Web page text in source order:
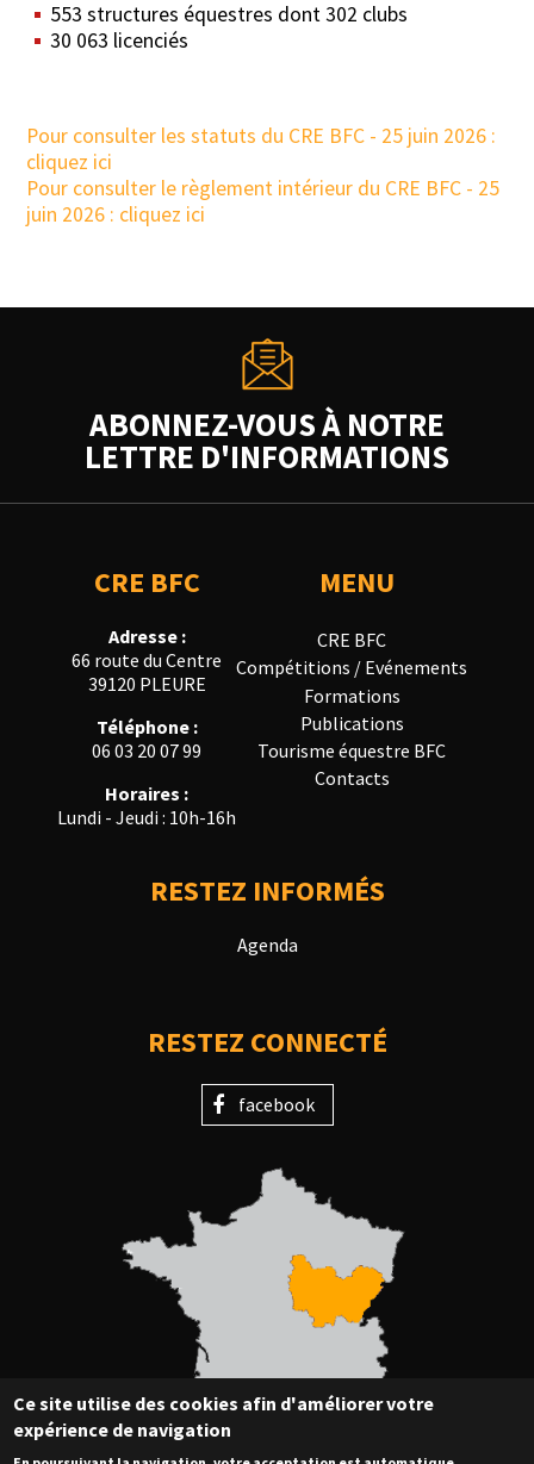
553 structures équestres dont 302 clubs
30 063 licenciés
Pour consulter les statuts du CRE BFC - 25 juin 2026 :
cliquez ici
Pour consulter le règlement intérieur du CRE BFC - 25
juin 2026 : cliquez ici
ABONNEZ-VOUS À NOTRE
LETTRE D'INFORMATIONS
CRE BFC
Adresse :
66 route du Centre
39120 PLEURE
Téléphone :
06 03 20 07 99
Horaires :
Lundi - Jeudi : 10h-16h
MENU
CRE BFC
Compétitions / Evénements
Formations
Publications
Tourisme équestre BFC
Contacts
RESTEZ INFORMÉS
Agenda
RESTEZ CONNECTÉ
facebook
Ce site utilise des cookies afin d'améliorer votre
expérience de navigation